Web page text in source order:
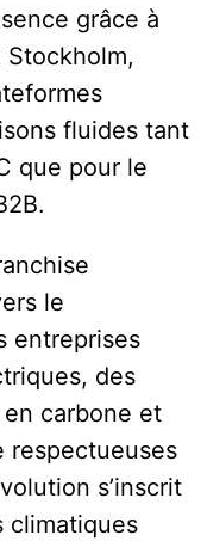
grâce à
Stockholm,
fluides tant
que pour le
le
entreprises
des
carbone et
respectueuses
s’inscrit
climatiques